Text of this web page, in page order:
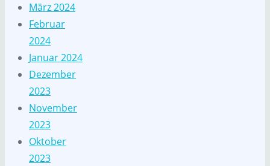
März 2024
Februar
2024
Januar 2024
Dezember
2023
November
2023
Oktober
2023